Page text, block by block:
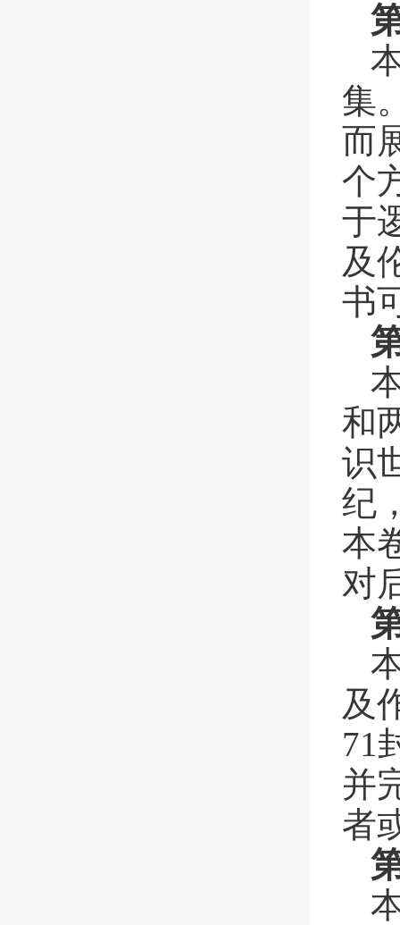
集
而
个
于
及
书
和
识
纪
本
对
及
71
并
者